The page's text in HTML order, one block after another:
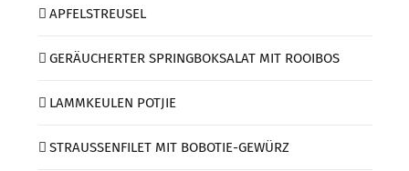
APFELSTREUSEL
GERÄUCHERTER SPRINGBOKSALAT MIT ROOIBOS
LAMMKEULEN POTJIE
STRAUSSENFILET MIT BOBOTIE-GEWÜRZ